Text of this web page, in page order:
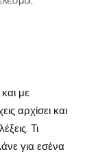
και με
αρχίσει και
Τι
για εσένα